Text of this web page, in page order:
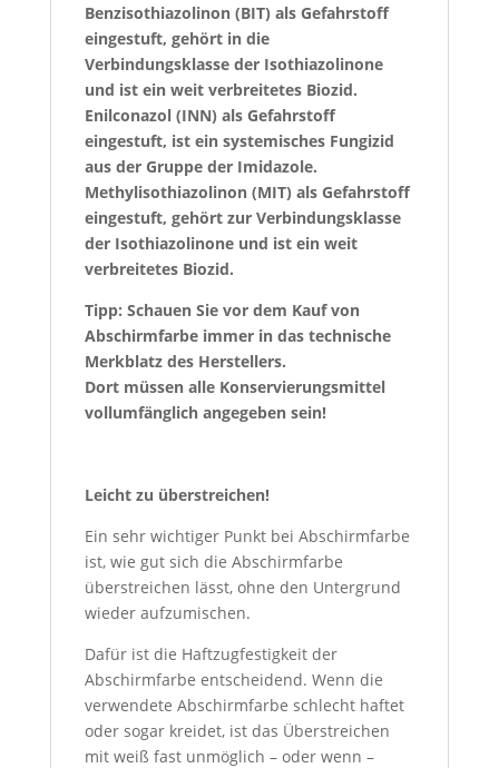
Benzisothiazolinon (BIT) als Gefahrstoff
eingestuft, gehört in die
Verbindungsklasse der Isothiazolinone
und ist ein weit verbreitetes Biozid.
Enilconazol (INN) als Gefahrstoff
eingestuft, ist ein systemisches Fungizid
aus der Gruppe der Imidazole.
Methylisothiazolinon (MIT) als Gefahrstoff
eingestuft, gehört zur Verbindungsklasse
der Isothiazolinone und ist ein weit
verbreitetes Biozid.
Tipp: Schauen Sie vor dem Kauf von
Abschirmfarbe immer in das technische
Merkblatz des Herstellers.
Dort müssen alle Konservierungsmittel
vollumfänglich angegeben sein!
Leicht zu überstreichen!
Ein sehr wichtiger Punkt bei Abschirmfarbe
ist, wie gut sich die Abschirmfarbe
überstreichen lässt, ohne den Untergrund
wieder aufzumischen.
Dafür ist die Haftzugfestigkeit der
Abschirmfarbe entscheidend. Wenn die
verwendete Abschirmfarbe schlecht haftet
oder sogar kreidet, ist das Überstreichen
mit weiß fast unmöglich – oder wenn –